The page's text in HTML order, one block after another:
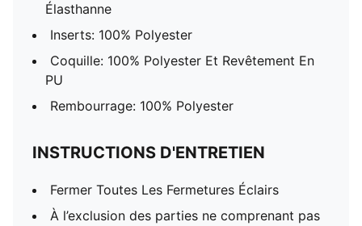
Élasthanne
Inserts: 100% Polyester
Coquille: 100% Polyester Et Revêtement En
PU
Rembourrage: 100% Polyester
INSTRUCTIONS D'ENTRETIEN
Fermer Toutes Les Fermetures Éclairs
À l’exclusion des parties ne comprenant pas